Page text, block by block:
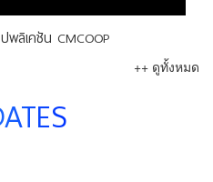
ลิเคชัน CMCOOP
++ ดูทั้งหมด